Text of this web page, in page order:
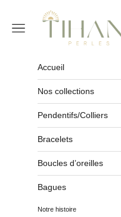
Tihani Perles
Menu
Accueil
Nos collections
Pendentifs/Colliers
Bracelets
Boucles d’oreilles
Bagues
Notre histoire